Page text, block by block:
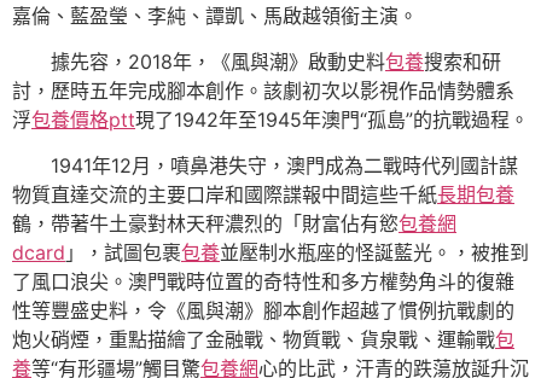
嘉倫、藍盈瑩、李純、譚凱、馬啟越領銜主演。
據先容，2018年，《風與潮》啟動史料包養搜索和研
討，歷時五年完成腳本創作。該劇初次以影視作品情勢體系
浮包養價格ptt現了1942年至1945年澳門“孤島”的抗戰過程。
1941年12月，噴鼻港失守，澳門成為二戰時代列國計謀
物質直達交流的主要口岸和國際諜報中間這些千紙長期包養
鶴，帶著牛土豪對林天秤濃烈的「財富佔有慾包養網
dcard 」，試圖包裹包養並壓制水瓶座的怪誕藍光。，被推到
了風口浪尖。澳門戰時位置的奇特性和多方權勢角斗的復雜
性等豐盛史料，令《風與潮》腳本創作超越了慣例抗戰劇的
炮火硝煙，重點描繪了金融戰、物質戰、貨泉戰、運輸戰包
養等“有形疆場”觸目驚包養網心的比武，汗青的跌蕩放誕升沉